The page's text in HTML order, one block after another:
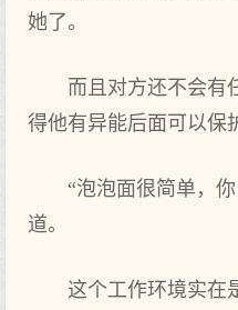
她了。
而且对方还不会有
得他有异能后面可以保
“泡泡面很简单，
道。
这个工作环境实在